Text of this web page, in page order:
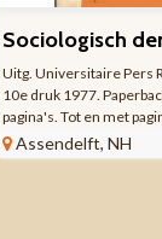
Uitg. Universitaire Pers
10e druk 1977.
pagina's. Tot en met
kennelijk aandachtig
gelet op het feit dat
Assendelft, NH